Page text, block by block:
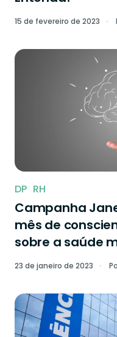
15 de fevereiro de 2023
DP RH
Campanha
mês de
sobre a saúde
23 de janeiro de 2023